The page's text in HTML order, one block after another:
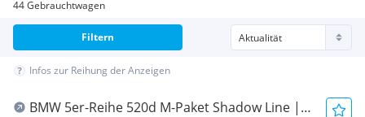
44 Gebrauchtwagen
Filtern
Infos zur Reihung der Anzeigen
BMW 5er-Reihe 520d M-Paket Shadow Line |